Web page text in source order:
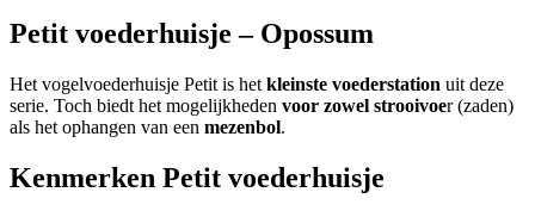
Petit voederhuisje – Opossum
Het vogelvoederhuisje Petit is het kleinste voederstation uit deze
serie. Toch biedt het mogelijkheden voor zowel strooivoer (zaden)
als het ophangen van een mezenbol.
Kenmerken Petit voederhuisje